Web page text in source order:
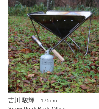
吉川 駿輝
175cm